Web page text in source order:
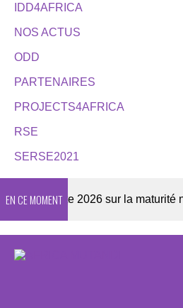
IDD4AFRICA
NOS ACTUS
ODD
PARTENAIRES
PROJECTS4AFRICA
RSE
SERSE2021
EN CE MOMENT
Enquête 2026 sur la maturité